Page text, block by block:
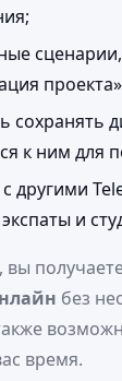
сохранять
к ним для
другими
и
без
время.